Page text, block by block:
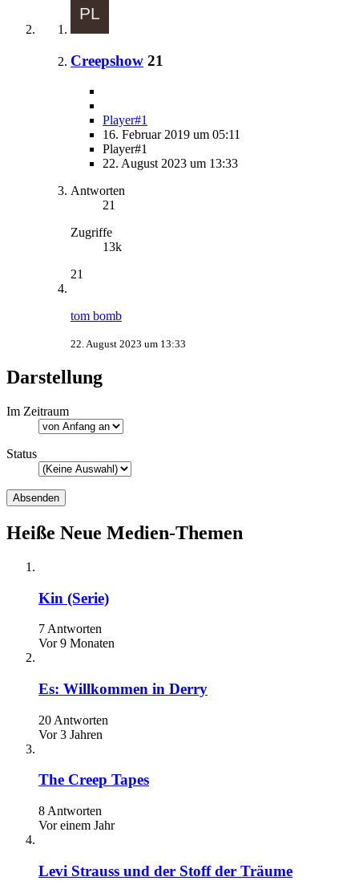
Creepshow 21
Player#1
16. Februar 2019 um 05:11
Player#1
22. August 2023 um 13:33
Antworten
21
Zugriffe
13k
21
tom bomb
22. August 2023 um 13:33
Darstellung
Im Zeitraum
Status
Heiße Neue Medien-Themen
Kin (Serie)
7 Antworten
Vor 9 Monaten
Es: Willkommen in Derry
20 Antworten
Vor 3 Jahren
The Creep Tapes
8 Antworten
Vor einem Jahr
Levi Strauss und der Stoff der Träume